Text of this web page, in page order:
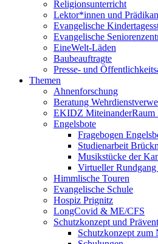
Religionsunterricht
Lektor*innen und
Evangelische
Evangelische
EineWelt-Läden
Baubeauftragte
Presse- und
Themen
Ahnenforschung
Beratung
EKIDZ MiteinanderRaum
Engelsbote
Fragebogen
Studienarbeit
Musikstücke der
Virtueller Rundgang
Himmlische Touren
Evangelische Schule
Hospiz Prignitz
LongCovid & ME/CFS
Schutzkonzept und
Schutzkonzept zum